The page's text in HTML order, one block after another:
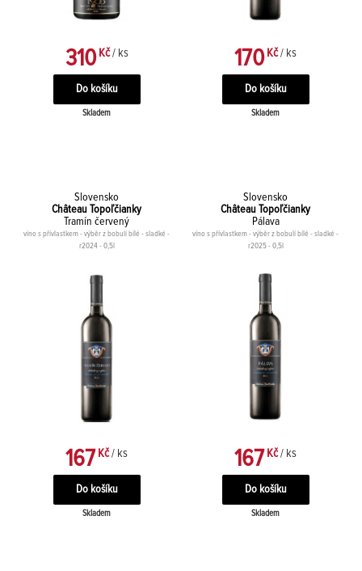
310Kč / ks
Skladem
170Kč / ks
Skladem
Slovensko
Château Topoľčianky
Tramín červený
víno s přívlastkem - výběr z bobulí bílé - sladké -
r2024 - 0,5l
167Kč / ks
Skladem
Slovensko
Château Topoľčianky
Pálava
víno s přívlastkem - výběr z bobulí bílé - sladké -
r2025 - 0,5l
167Kč / ks
Skladem